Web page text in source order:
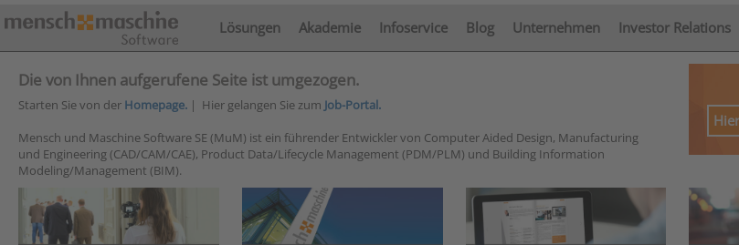
Lösungen Akademie Infoservice Blog Unternehmen Investor Relations
Die von Ihnen aufgerufene Seite ist umgezogen.
Starten Sie von der Homepage. | Hier gelangen Sie zum Job-Portal.
Mensch und Maschine Software SE (MuM) ist ein führender Entwickler von Computer Aided Design, Manufacturing
und Engineering (CAD/CAM/CAE), Product Data/Lifecycle Management (PDM/PLM) und Building Information
Modeling/Management (BIM).